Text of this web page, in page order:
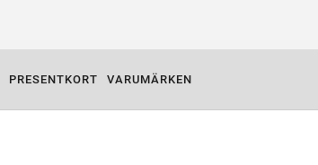
PRESENTKORT VARUMÄRKEN